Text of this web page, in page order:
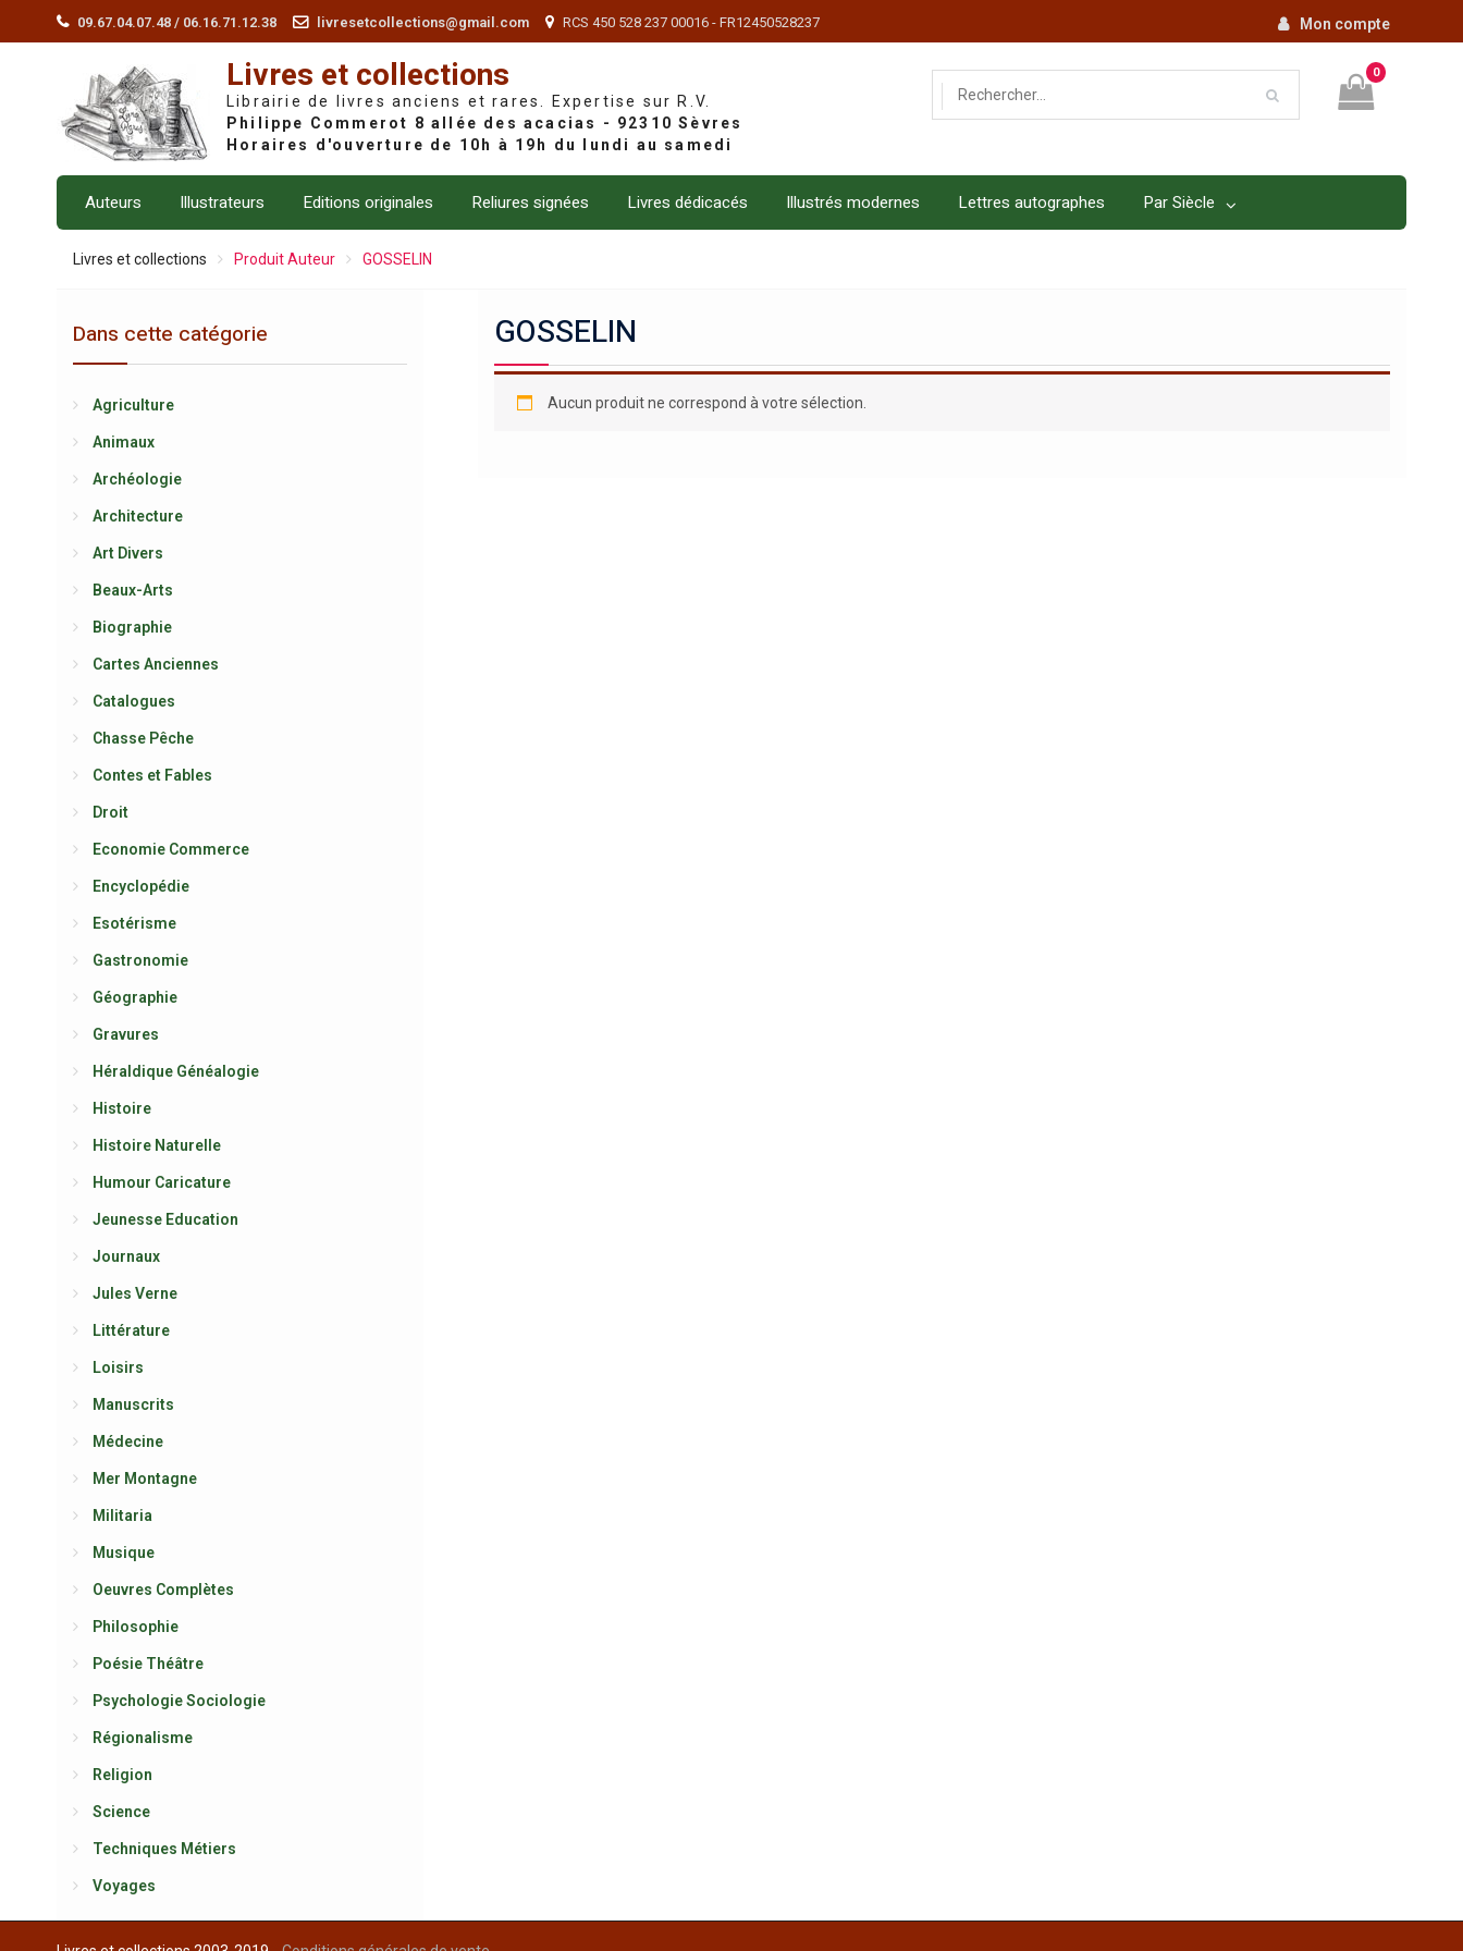
09.67.04.07.48 / 06.16.71.12.38 livresetcollections@gmail.com RCS 450 528 237 00016 - FR12450528237 Mon compte
Livres et collections
Librairie de livres anciens et rares. Expertise sur R.V.
0
Auteurs Illustrateurs Editions originales Reliures signées Livres dédicacés Illustrés modernes Lettres autographes Par Siècle
Livres et collections Produit Auteur GOSSELIN
GOSSELIN
Aucun produit ne correspond à votre sélection.
Dans cette catégorie
Agriculture
Animaux
Archéologie
Architecture
Art Divers
Beaux-Arts
Biographie
Cartes Anciennes
Catalogues
Chasse Pêche
Contes et Fables
Droit
Economie Commerce
Encyclopédie
Esotérisme
Gastronomie
Géographie
Gravures
Héraldique Généalogie
Histoire
Histoire Naturelle
Humour Caricature
Jeunesse Education
Journaux
Jules Verne
Littérature
Loisirs
Manuscrits
Médecine
Mer Montagne
Militaria
Musique
Oeuvres Complètes
Philosophie
Poésie Théâtre
Psychologie Sociologie
Régionalisme
Religion
Science
Techniques Métiers
Voyages